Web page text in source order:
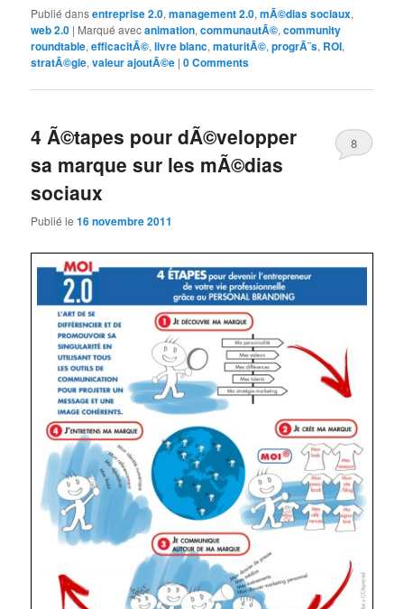
Publié dansentreprise 2.0,management 2.0,mÃ©dias sociaux,
web 2.0 | Marqué avecanimation,communautÃ©,community
roundtable,efficacitÃ©,livre blanc,maturitÃ©,progrÃ¨s, ROI,
stratÃ©gie,valeur ajoutÃ©e |0 Comments
4 Ã©tapes pour dÃ©velopper
sa marque sur les mÃ©dias
sociaux
Publié le16 novembre 2011
8